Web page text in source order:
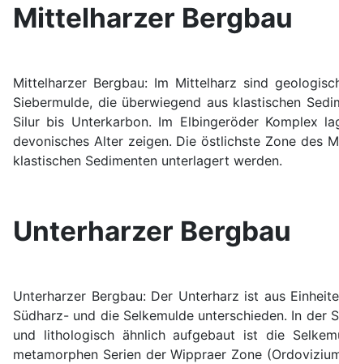
Mittelharzer Bergbau
Mittelharzer Bergbau: Im Mittelharz sind
Siebermulde, die überwiegend aus klastischen
Silur bis Unterkarbon. Im Elbingeröder Komplex
devonisches Alter zeigen. Die östlichste Zone des
klastischen Sedimenten unterlagert werden.
Unterharzer Bergbau
Unterharzer Bergbau: Der Unterharz ist aus
Südharz- und die Selkemulde unterschieden. In der
und lithologisch ähnlich aufgebaut ist die
metamorphen Serien der Wippraer Zone